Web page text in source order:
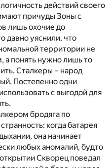
действий своего
причуды Зоны с
лишь охочие до
давно уяснили, что
территории не
а понять нужно лишь то
Сталкеры – народ
Постепенно одни
с выгодой для
бродяга по
когда батарея
она начинает
любых аномалий, будто
Скворец поведал